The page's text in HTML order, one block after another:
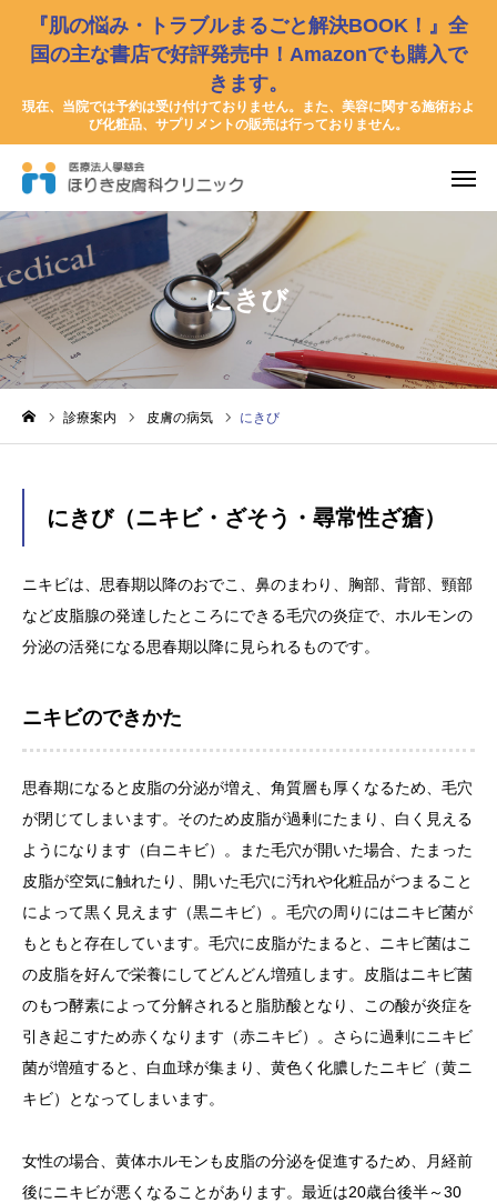
『肌の悩み・トラブルまるごと解決BOOK！』全
国の主な書店で好評発売中！Amazonでも購入で
きます。
現在、当院では予約は受け付けておりません。また、美容に関する施術およ
び化粧品、サプリメントの販売は行っておりません。
にきび
診療案内 皮膚の病気 にきび
にきび（ニキビ・ざそう・尋常性ざ瘡）
ニキビは、思春期以降のおでこ、鼻のまわり、胸部、背部、頸部
など皮脂腺の発達したところにできる毛穴の炎症で、ホルモンの
分泌の活発になる思春期以降に見られるものです。
ニキビのできかた
思春期になると皮脂の分泌が増え、角質層も厚くなるため、毛穴
が閉じてしまいます。そのため皮脂が過剰にたまり、白く見える
ようになります（白ニキビ）。また毛穴が開いた場合、たまった
皮脂が空気に触れたり、開いた毛穴に汚れや化粧品がつまること
によって黒く見えます（黒ニキビ）。毛穴の周りにはニキビ菌が
もともと存在しています。毛穴に皮脂がたまると、ニキビ菌はこ
の皮脂を好んで栄養にしてどんどん増殖します。皮脂はニキビ菌
のもつ酵素によって分解されると脂肪酸となり、この酸が炎症を
引き起こすため赤くなります（赤ニキビ）。さらに過剰にニキビ
菌が増殖すると、白血球が集まり、黄色く化膿したニキビ（黄ニ
キビ）となってしまいます。
女性の場合、黄体ホルモンも皮脂の分泌を促進するため、月経前
後にニキビが悪くなることがあります。最近は20歳台後半～30
お知らせ
医師紹介
診療案内
応急手当
小児感染症
アクセス・駐車場